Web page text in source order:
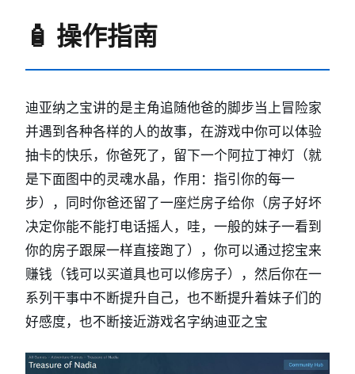
🧴 操作指南
迪亚纳之宝讲的是主角追随他爸的脚步当上冒险家
并遇到各种各样的人的故事，在游戏中你可以体验
抽卡的快乐，你爸死了，留下一个阿拉丁神灯（就
是下面图中的灵魂水晶，作用：指引你的每一
步），同时你爸还留了一座烂房子给你（房子好坏
决定你能不能打电话摇人，哇，一般的妹子一看到
你的房子跟屎一样直接跑了），你可以通过挖宝来
赚钱（钱可以买道具也可以修房子），然后你在一
系列干事中不断提升自己，也不断提升着妹子们的
好感度，也不断接近游戏名字纳迪亚之宝